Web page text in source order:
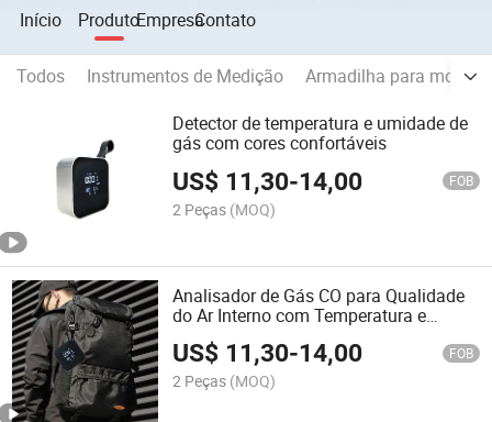
Início ProdutoEmpresaContato
Todos Instrumentos de Medição
Armadilha para moscas
Detector de temperatura e umidade de
gás com cores confortáveis
US$ 11,30-14,00 FOB
2 Peças (MOQ)
Analisador de Gás CO para Qualidade
do Ar Interno com Temperatura e
Umidade
US$ 11,30-14,00 FOB
2 Peças (MOQ)